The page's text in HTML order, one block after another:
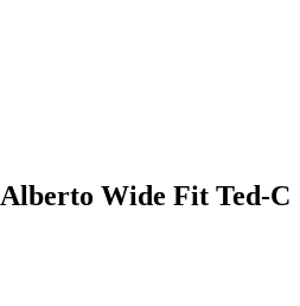
Alberto Wide Fit Ted-C